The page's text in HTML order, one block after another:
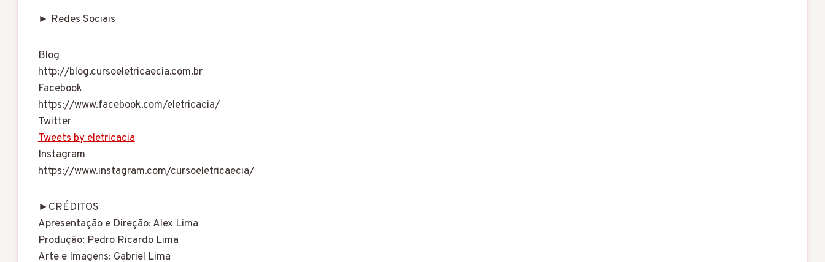
► Redes Sociais
Blog
http://blog.cursoeletricaecia.com.br
Facebook
https://www.facebook.com/eletricacia/
Twitter
Tweets by eletricacia
Instagram
https://www.instagram.com/cursoeletricaecia/
►CRÉDITOS
Apresentação e Direção: Alex Lima
Produção: Pedro Ricardo Lima
Arte e Imagens: Gabriel Lima